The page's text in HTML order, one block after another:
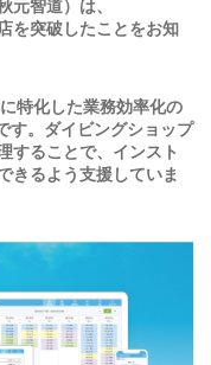
元智道）は、
を突破したことをお知
特化した業務効率化の
。ダイビングショップ
することで、インスト
きるよう支援していま